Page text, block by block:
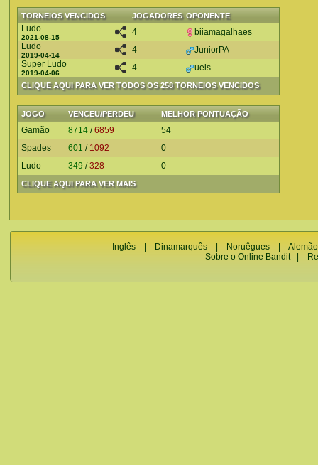
TORNEIOS VENCIDOS JOGADORES OPONENTE
CLIQUE AQUI PARA VER TODOS OS 258 TORNEIOS VENCIDOS
Ludo
2021-08-15
4
biiamagalhaes
Ludo
2019-04-14
4
JuniorPA
Super Ludo
2019-04-06
4 uels
JOGO VENCEU/PERDEU MELHOR PONTUAÇÃO
CLIQUE AQUI PARA VER MAIS
Gamão 8714 /6859
54
Spades
601 / 1092
0
Ludo
349 /328 0
Inglês Dinamarquês Noruêgues
Alemão
Sobre o Online Bandit|